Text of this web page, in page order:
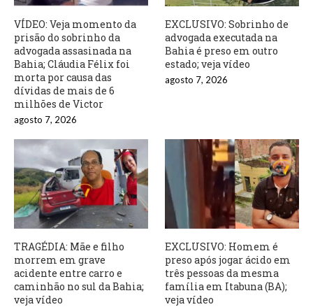
VÍDEO: Veja momento da
prisão do sobrinho da
advogada assasinada na
Bahia; Cláudia Félix foi
morta por causa das
dívidas de mais de 6
milhões de Victor
agosto 7, 2026
EXCLUSIVO: Sobrinho de
advogada executada na
Bahia é preso em outro
estado; veja vídeo
agosto 7, 2026
TRAGÉDIA: Mãe e filho
morrem em grave
acidente entre carro e
caminhão no sul da Bahia;
veja vídeo
EXCLUSIVO: Homem é
preso após jogar ácido em
três pessoas da mesma
família em Itabuna (BA);
veja vídeo